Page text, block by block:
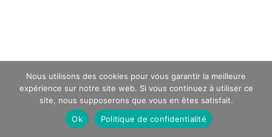
Nous utilisons des cookies pour vous garantir la meilleure
expérience sur notre site web. Si vous continuez à utiliser ce
site, nous supposerons que vous en êtes satisfait.
Ok
Politique de confidentialité